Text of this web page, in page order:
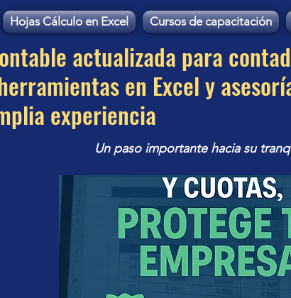
Hojas Cálculo en Excel Cursos de capacitación
actualizada para
en Excel y
experiencia
Un paso importante hacia su